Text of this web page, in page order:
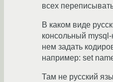
всех
В каком виде
консольный mysql-
нем задать
например: set
Там не русский